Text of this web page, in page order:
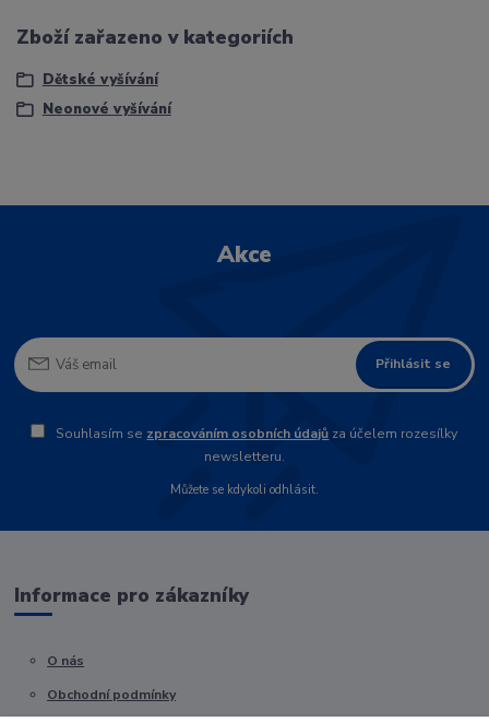
Zboží zařazeno v kategoriích
Dětské vyšívání
Neonové vyšívání
Akce
Přihlásit se
Souhlasím se zpracováním osobních údajů za účelem rozesílky
newsletteru.
Můžete se kdykoli odhlásit.
Informace pro zákazníky
O nás
Obchodní podmínky